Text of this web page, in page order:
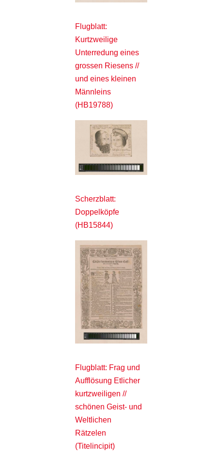
Flugblatt:
Kurtzweilige
Unterredung eines
grossen Riesens //
und eines kleinen
Männleins
(HB19788)
Scherzblatt:
Doppelköpfe
(HB15844)
Flugblatt: Frag und
Aufflösung Etlicher
kurtzweiligen //
schönen Geist- und
Weltlichen
Rätzelen
(Titelincipit)